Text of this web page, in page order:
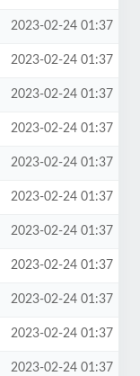
2023-02-24 01:37
2023-02-24 01:37
2023-02-24 01:37
2023-02-24 01:37
2023-02-24 01:37
2023-02-24 01:37
2023-02-24 01:37
2023-02-24 01:37
2023-02-24 01:37
2023-02-24 01:37
2023-02-24 01:37